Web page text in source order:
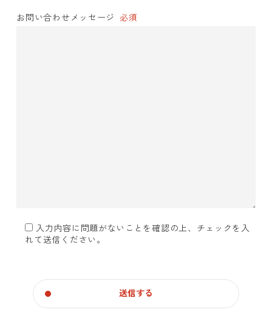
お問い合わせメッセージ 必須
入力内容に問題がないことを確認の上、チェックを入
れて送信ください。